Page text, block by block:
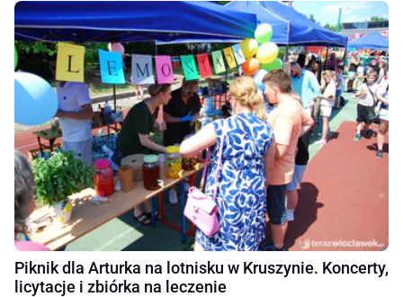
Piknik dla Arturka na lotnisku w Kruszynie. Koncerty,
licytacje i zbiórka na leczenie